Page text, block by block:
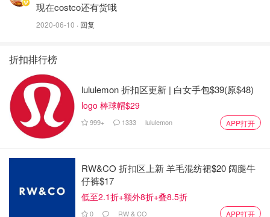
现在costco还有货哦
2020-06-10 · 回复
折扣排行榜
lululemon 折扣区更新 | 白女手包$39(原$48)
logo 棒球帽$29
999+ 1333 lululemon APP打开
RW&CO 折扣区上新 羊毛混纺裙$20 阔腿牛
仔裤$17
低至2.1折+额外8折+叠8.5折
0 RW & CO APP打开